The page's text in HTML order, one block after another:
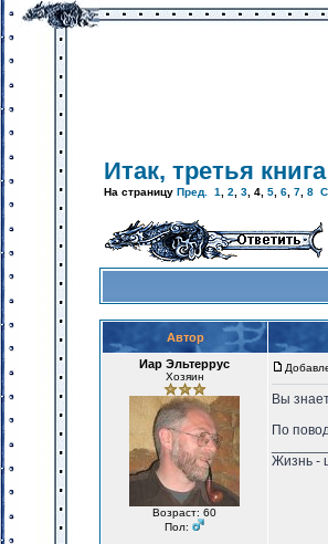
Итак, третья
На страницу Пред. 1 2 3 4 5 6 7 8
Автор
Иар Эльтеррус
Хозяин
Возраст: 60
Пол:
Вы
По
Жизнь -